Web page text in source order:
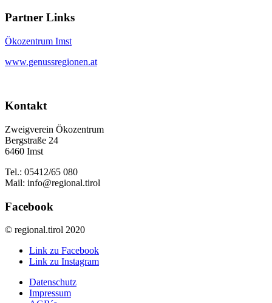
Partner Links
Ökozentrum Imst
www.genussregionen.at
Kontakt
Zweigverein Ökozentrum
Bergstraße 24
6460 Imst
Tel.: 05412/65 080
Mail: info@regional.tirol
Facebook
© regional.tirol 2020
Link zu Facebook
Link zu Instagram
Datenschutz
Impressum